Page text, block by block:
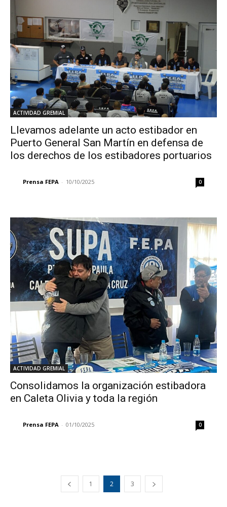
ACTIVIDAD GREMIAL
Llevamos adelante un acto estibador en
Puerto General San Martín en defensa de
los derechos de los estibadores portuarios
Prensa FEPA - 10/10/2025 0
ACTIVIDAD GREMIAL
Consolidamos la organización estibadora
en Caleta Olivia y toda la región
Prensa FEPA - 01/10/2025 0
1 2 3